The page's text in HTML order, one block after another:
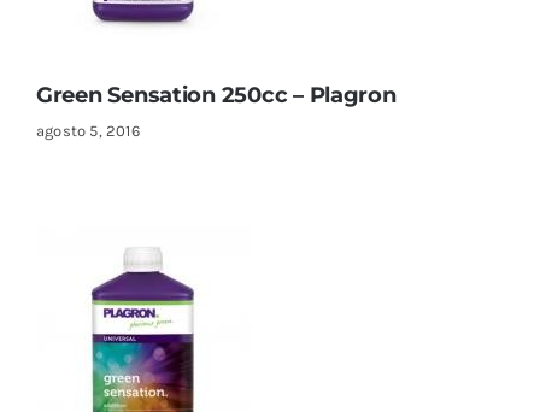
Green Sensation 250cc – Plagron
agosto 5, 2016